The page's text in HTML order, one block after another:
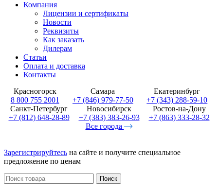
Компания
Лицензии и сертификаты
Новости
Реквизиты
Как заказать
Дилерам
Статьи
Оплата и доставка
Контакты
Красногорск
8 800 755 2001
Самара
+7 (846) 979-77-50
Екатеринбург
+7 (343) 288-59-10
Санкт-Петербург
+7 (812) 648-28-89
Новосибирск
+7 (383) 383-26-93
Ростов-на-Дону
+7 (863) 333-28-32
Все города
Зарегистрируйтесь на сайте и получите специальное
предложение по ценам
Поиск